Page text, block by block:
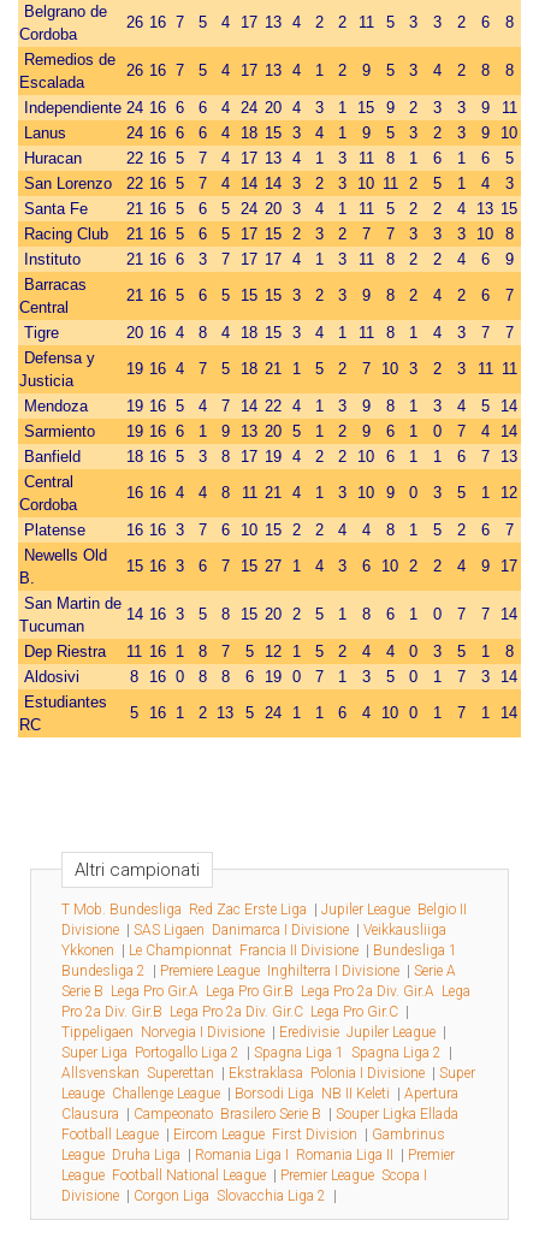
Belgrano de
Cordoba
26 16 7 5 4 17 13 4 2 2 11 5 3 3 2 6 8
Remedios de
Escalada
26 16 7 5 4 17 13 4 1 2 9 5 3 4 2 8 8
Independiente 24 16 6 6 4 24 20 4 3 1 15 9 2 3 3 9
11
Lanus
24 16 6 6 4 18 15 3 4 1 9 5 3 2 3 9
10
Huracan
22 16 5 7 4 17 13 4 1 3 11 8 1 6 1 6
5
San Lorenzo
22 16 5 7 4 14 14 3 2 3 10 11 2 5 1 4
3
Santa Fe
21 16 5 6 5 24 20 3 4 1 11 5 2 2 4 13 15
Racing Club
21 16 5 6 5 17 15 2 3 2 7 7 3 3 3 10
8
Instituto
21 16 6 3 7 17 17 4 1 3 11 8 2 2 4 6
9
Barracas
Central
21 16 5 6 5 15 15 3 2 3 9 8 2 4 2 6 7
Tigre 20 16 4 8 4 18 15 3 4 1 11 8 1 4 3 7
7
Defensa y
Justicia
19 16 4 7 5 18 21 1 5 2 7 10 3 2 3 11 11
Mendoza 19 16 5 4 7 14 22 4 1 3 9 8 1 3 4 5
14
Sarmiento
19 16 6 1 9 13 20 5 1 2 9 6 1 0 7 4
14
Banfield
18 16 5 3 8 17 19 4 2 2 10 6 1 1 6 7
13
Central
Cordoba
16 16 4 4 8 11 21 4 1 3 10 9 0 3 5 1 12
Platense 16 16 3 7 6 10 15 2 2 4 4 8 1 5 2 6
7
Newells Old
B.
15 16 3 6 7 15 27 1 4 3 6 10 2 2 4 9 17
San Martin de
Tucuman
14 16 3 5 8 15 20 2 5 1 8 6 1 0 7 7 14
Dep Riestra 11 16 1 8 7 5 12 1 5 2 4 4 0 3 5 1
8
Aldosivi
8 16 0 8 8 6 19 0 7 1 3 5 0 1 7 3
14
Estudiantes
RC
5 16 1 2 13 5 24 1 1 6 4 10 0 1 7 1 14
Altri campionati
T Mob. Bundesliga Red Zac Erste Liga | Jupiler League Belgio II
Divisione | SAS Ligaen Danimarca I Divisione | Veikkausliiga
Ykkonen | Le Championnat Francia II Divisione | Bundesliga 1
Bundesliga 2
| Premiere League Inghilterra I Divisione | Serie A
Serie B Lega Pro Gir.A Lega Pro Gir.B Lega Pro 2a Div. Gir.A Lega
Pro 2a Div. Gir.B Lega Pro 2a Div. Gir.C Lega Pro Gir.C |
Tippeligaen Norvegia I Divisione | Eredivisie Jupiler League |
Super Liga Portogallo Liga 2 | Spagna Liga 1 Spagna Liga 2
|
Allsvenskan Superettan | Ekstraklasa Polonia I Divisione | Super
Leauge Challenge League | Borsodi Liga NB II Keleti | Apertura
Clausura | Campeonato Brasilero Serie B | Souper Ligka Ellada
Football League | Eircom League First Division | Gambrinus
League Druha Liga | Romania Liga I Romania Liga II | Premier
League Football National League | Premier League Scopa I
Divisione | Corgon Liga Slovacchia Liga 2 |